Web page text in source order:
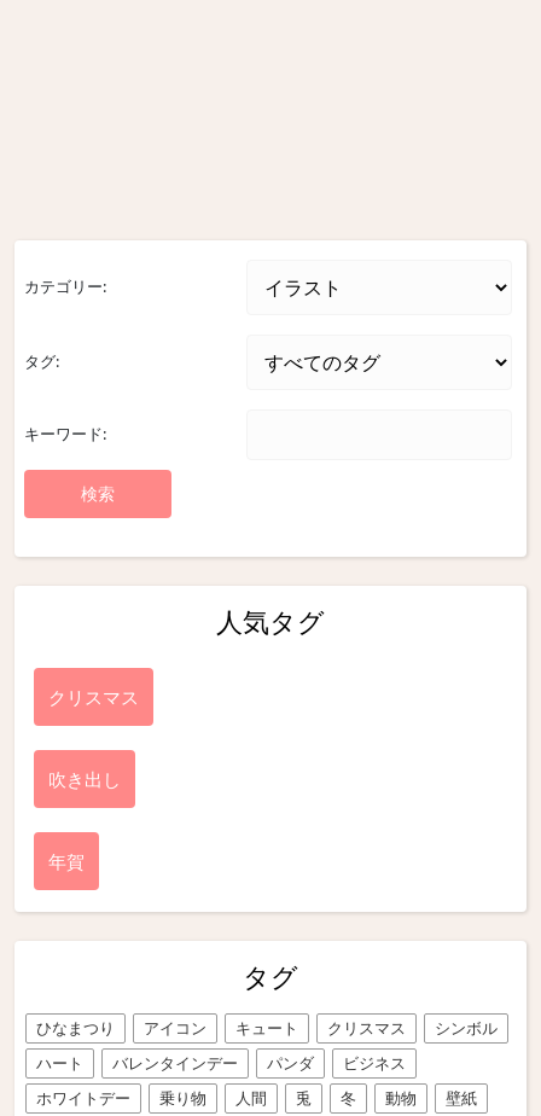
カテゴリー:
タグ:
キーワード:
人気タグ
クリスマス
吹き出し
年賀
タグ
ひなまつり アイコン キュート クリスマス
シンボル
ハート
バレンタインデー パンダ
ビジネス
ホワイトデー
乗り物 人間 兎 冬 動物
壁紙